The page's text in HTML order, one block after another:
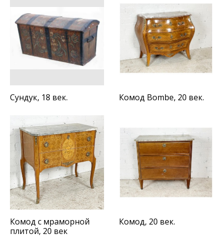
Сундук, 18 век. Комод Bombe, 20 век.
Комод с мраморной
плитой, 20 век
Комод, 20 век.